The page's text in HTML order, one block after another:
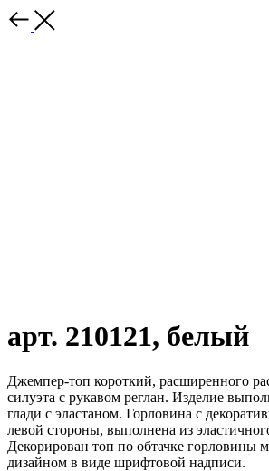
арт. 210121, белый
Джемпер-топ короткий, расширенного
силуэта с рукавом реглан. Изделие
глади с эластаном. Горловина с
левой стороны, выполнена из
Декорирован топ по обтачке горловины
дизайном в виде шрифтовой надписи.